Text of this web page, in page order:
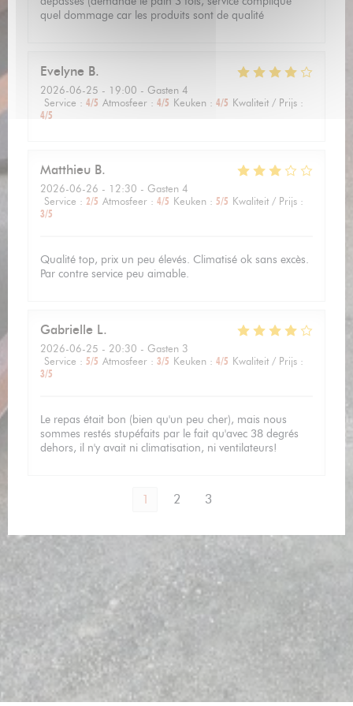
quel dommage car les produits sont de qualité
Evelyne B
2026-06-25 - 19:00 - Gasten 4
Service : 4/5 Atmosfeer : 4/5 Keuken : 4/5 Kwaliteit / Prijs :
4/5
Matthieu B
2026-06-26 - 12:30 - Gasten 4
Service : 2/5 Atmosfeer : 4/5 Keuken : 5/5 Kwaliteit / Prijs :
3/5
Qualité top, prix un peu élevés. Climatisé ok sans excès.
Par contre service peu aimable.
Gabrielle L
2026-06-25 - 20:30 - Gasten 3
Service : 5/5 Atmosfeer : 3/5 Keuken : 4/5 Kwaliteit / Prijs :
3/5
Le repas était bon (bien qu'un peu cher), mais nous
sommes restés stupéfaits par le fait qu'avec 38 degrés
dehors, il n'y avait ni climatisation, ni ventilateurs!
1 2 3